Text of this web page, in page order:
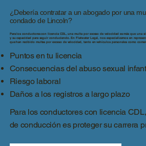
¿Debería contratar a un abogado por una
condado de Lincoln?
Para los conductores con licencia CDL, una multa por exceso de velocidad es más que una
y su capacidad para seguir conduciendo. En Flatwater Legal, nos especializamos en
que han recibido multas por exceso de velocidad, tanto en vehículos personales como
Puntos en tu licencia
Consecuencias del abuso sexual
Riesgo laboral
Daños a los registros a largo plazo
Para los conductores con licencia
de conducción es proteger su carrera